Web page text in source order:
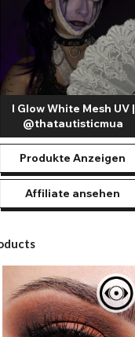
I Glow White Mesh UV |
@thatautisticmua
Produkte Anzeigen
Affiliate ansehen